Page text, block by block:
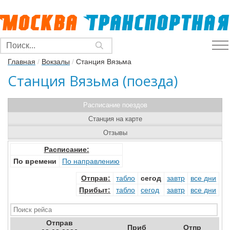
Главная / Вокзалы / Станция Вязьма
Станция Вязьма (поезда)
Расписание поездов
Расписание:
По времени
По направлению
Отправ: табло сегод завтр
все дни
Прибыт: табло сегод завтр все дни
Отправ
Приб Отпр
Станция на карте
Отзывы